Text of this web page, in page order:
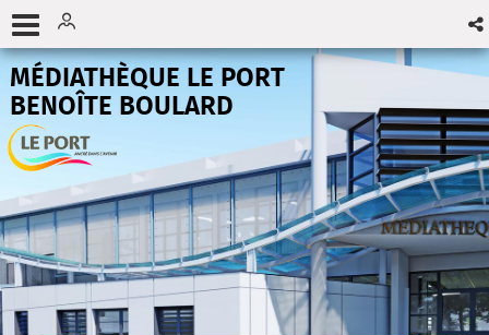
MÉDIATHÈQUE LE PORT
BENOÎTE BOULARD